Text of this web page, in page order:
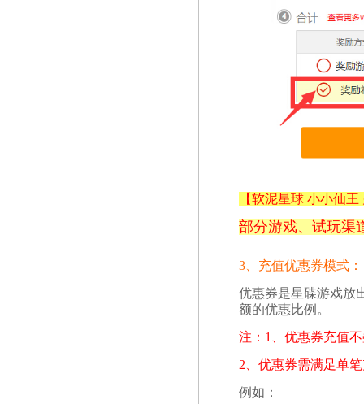
【软泥星球 小小仙王
部分游戏、试玩渠
3、充值优惠券模式：
优惠券是星碟游戏放
额的优惠比例。
注：1、优惠券充值
2、优惠券需满足单
例如：